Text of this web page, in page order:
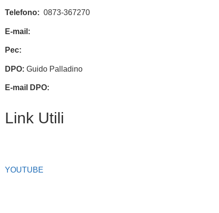
Telefono: 0873-367270
E-mail:
Pec:
DPO: Guido Palladino
E-mail DPO:
Link Utili
YOUTUBE